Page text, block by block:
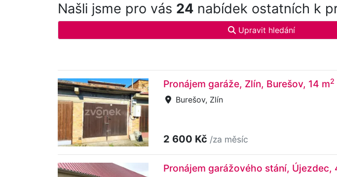
Našli jsme pro vás 24 nabídek ostatních k
Upravit hledání
Pronájem garáže, Zlín, Burešov, 14 m2
Burešov, Zlín
2 600 Kč /za měsíc
Pronájem garážového stání, Újezdec,